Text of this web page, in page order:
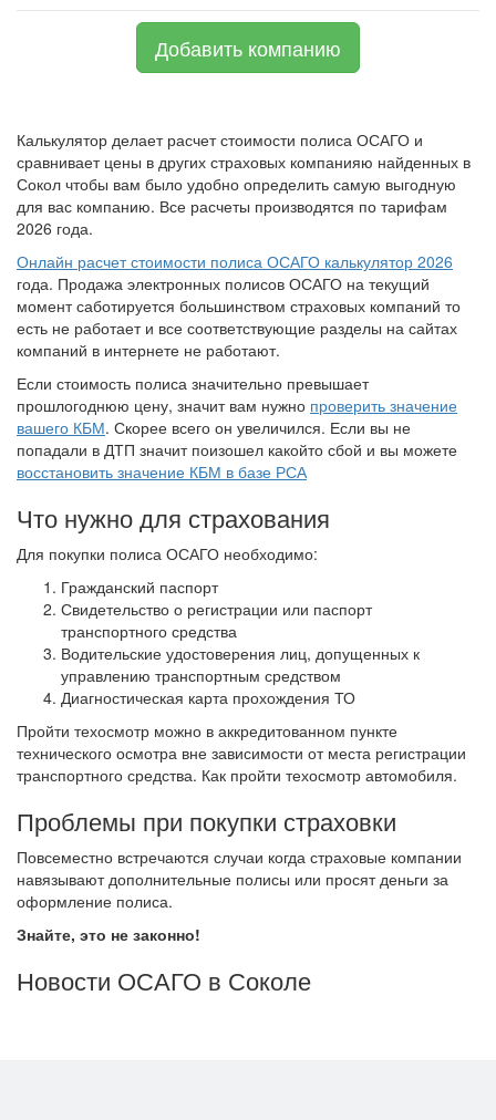
Добавить компанию
Калькулятор делает расчет стоимости полиса ОСАГО и
сравнивает цены в других страховых компанияю найденных в
Сокол чтобы вам было удобно определить самую выгодную
для вас компанию. Все расчеты производятся по тарифам
2026 года.
Онлайн расчет стоимости полиса ОСАГО калькулятор 2026
года. Продажа электронных полисов ОСАГО на текущий
момент саботируется большинством страховых компаний то
есть не работает и все соответствующие разделы на сайтах
компаний в интернете не работают.
Если стоимость полиса значительно превышает
прошлогоднюю цену, значит вам нужно проверить значение
вашего КБМ. Скорее всего он увеличился. Если вы не
попадали в ДТП значит поизошел какойто сбой и вы можете
восстановить значение КБМ в базе РСА
Что нужно для страхования
Для покупки полиса ОСАГО необходимо:
Гражданский паспорт
Свидетельство о регистрации или паспорт
транспортного средства
Водительские удостоверения лиц, допущенных к
управлению транспортным средством
Диагностическая карта прохождения ТО
Пройти техосмотр можно в аккредитованном пункте
технического осмотра вне зависимости от места регистрации
транспортного средства. Как пройти техосмотр автомобиля.
Проблемы при покупки страховки
Повсеместно встречаются случаи когда страховые компании
навязывают дополнительные полисы или просят деньги за
оформление полиса.
Знайте, это не законно!
Новости ОСАГО в Соколе